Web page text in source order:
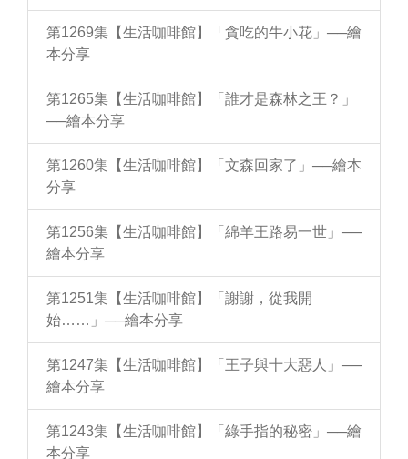
第1269集【生活咖啡館】「貪吃的牛小花」──繪
本分享
第1265集【生活咖啡館】「誰才是森林之王？」
──繪本分享
第1260集【生活咖啡館】「文森回家了」──繪本
分享
第1256集【生活咖啡館】「綿羊王路易一世」──
繪本分享
第1251集【生活咖啡館】「謝謝，從我開
始……」──繪本分享
第1247集【生活咖啡館】「王子與十大惡人」──
繪本分享
第1243集【生活咖啡館】「綠手指的秘密」──繪
本分享